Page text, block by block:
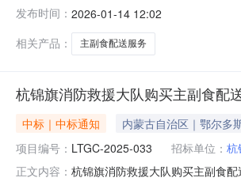
送服务项目采购方式：竞争性磋
及要求
发布时间： 2026-01-14 12:02
相关产品：
主副食配送服务
杭锦旗消防救援大队购买主副食配
中标｜中标通知 内蒙古自治区｜鄂尔多
项目编号： LTGC-2025-033 招标单位： 杭
正文内容： 杭锦旗消防救援大队购买主副食